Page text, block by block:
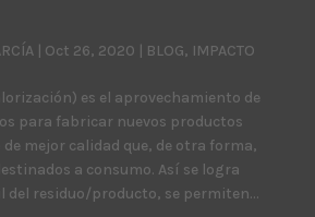
| Oct 26, 2020 BLOG, IMPACTO
es el aprovechamiento de
para fabricar nuevos productos
de mejor calidad que, de otra forma,
a consumo. Así se logra
del residuo/producto, se permiten...